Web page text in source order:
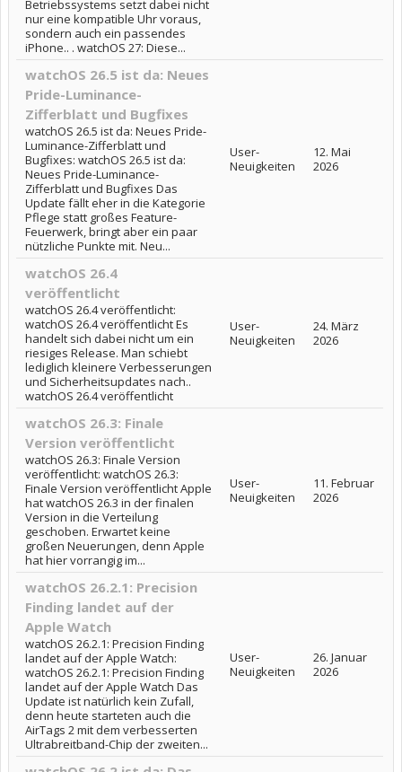
Betriebssystems setzt dabei nicht
nur eine kompatible Uhr voraus,
sondern auch ein passendes
iPhone.. . watchOS 27: Diese...
watchOS 26.5 ist da: Neues
Pride-Luminance-
Zifferblatt und Bugfixes
watchOS 26.5 ist da: Neues Pride-
Luminance-Zifferblatt und
Bugfixes: watchOS 26.5 ist da:
Neues Pride-Luminance-
Zifferblatt und Bugfixes Das
Update fällt eher in die Kategorie
Pflege statt großes Feature-
Feuerwerk, bringt aber ein paar
nützliche Punkte mit. Neu...
User-
Neuigkeiten
12. Mai
2026
watchOS 26.4
veröffentlicht
watchOS 26.4 veröffentlicht:
watchOS 26.4 veröffentlicht Es
handelt sich dabei nicht um ein
riesiges Release. Man schiebt
lediglich kleinere Verbesserungen
und Sicherheitsupdates nach..
watchOS 26.4 veröffentlicht
User-
Neuigkeiten
24. März
2026
watchOS 26.3: Finale
Version veröffentlicht
watchOS 26.3: Finale Version
veröffentlicht: watchOS 26.3:
Finale Version veröffentlicht Apple
hat watchOS 26.3 in der finalen
Version in die Verteilung
geschoben. Erwartet keine
großen Neuerungen, denn Apple
hat hier vorrangig im...
User-
Neuigkeiten
11. Februar
2026
watchOS 26.2.1: Precision
Finding landet auf der
Apple Watch
watchOS 26.2.1: Precision Finding
landet auf der Apple Watch:
watchOS 26.2.1: Precision Finding
landet auf der Apple Watch Das
Update ist natürlich kein Zufall,
denn heute starteten auch die
AirTags 2 mit dem verbesserten
Ultrabreitband-Chip der zweiten...
User-
Neuigkeiten
26. Januar
2026